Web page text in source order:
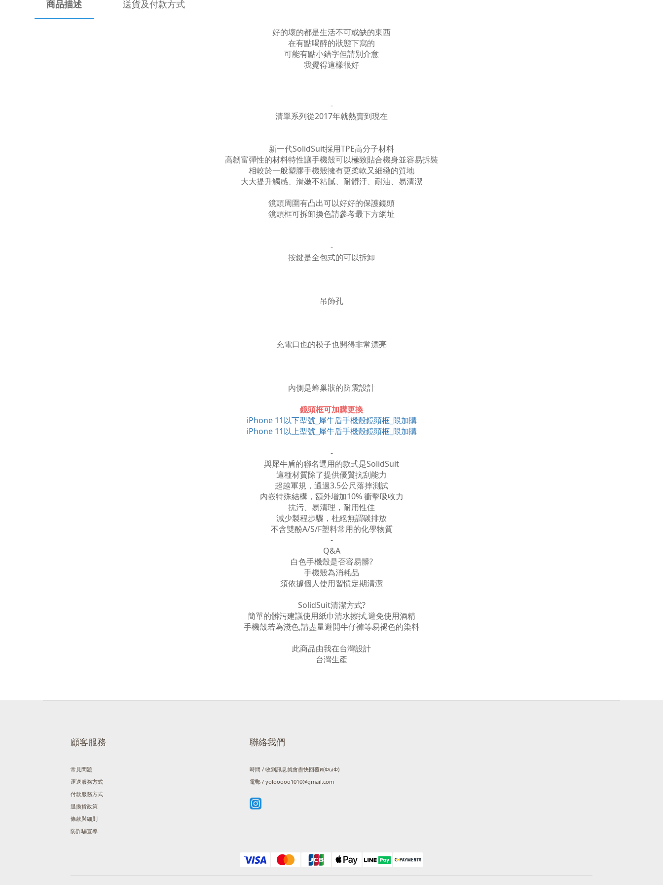
商品描述 送貨及付款方式
好的壞的都是生活不可或缺的東西
在有點喝醉的狀態下寫的
可能有點小錯字但請別介意
我覺得這樣很好
-
清單系列從2017年就熱賣到現在
新一代SolidSuit採用TPE高分子材料
高韌富彈性的材料特性讓手機殼可以極致貼合機身並容易拆裝
相較於一般塑膠手機殼擁有更柔軟又細緻的質地
大大提升觸感、滑嫩不粘膩、耐髒汙、耐油、易清潔
鏡頭周圍有凸出可以好好的保護鏡頭
鏡頭框可拆卸換色請參考最下方網址
-
按鍵是全包式的可以拆卸
吊飾孔
充電口也的模子也開得非常漂亮
內側是蜂巢狀的防震設計
鏡頭框可加購更換
iPhone 11以下型號_犀牛盾手機殼鏡頭框_限加購
iPhone 11以上型號_犀牛盾手機殼鏡頭框_限加購
-
與犀牛盾的聯名選用的款式是SolidSuit
這種材質除了提供優質抗刮能力
超越軍規，通過3.5公尺落摔測試
內嵌特殊結構，額外增加10% 衝擊吸收力
抗污、易清理，耐用性佳
減少製程步驟，杜絕無謂碳排放
不含雙酚A/S/F塑料常用的化學物質
-
Q&A
白色手機殼是否容易髒?
手機殼為消耗品
須依據個人使用習慣定期清潔
SolidSuit清潔方式?
簡單的髒污建議使用紙巾清水擦拭,避免使用酒精
手機殼若為淺色,請盡量避開牛仔褲等易褪色的染料
此商品由我在台灣設計
台灣生產
顧客服務
常見問題
運送服務方式
付款服務方式
退換貨政策
條款與細則
防詐騙宣導
聯絡我們
時間 / 收到訊息就會盡快回覆ฅ(ΦωΦ)
電郵 / yolooooo1010@gmail.com